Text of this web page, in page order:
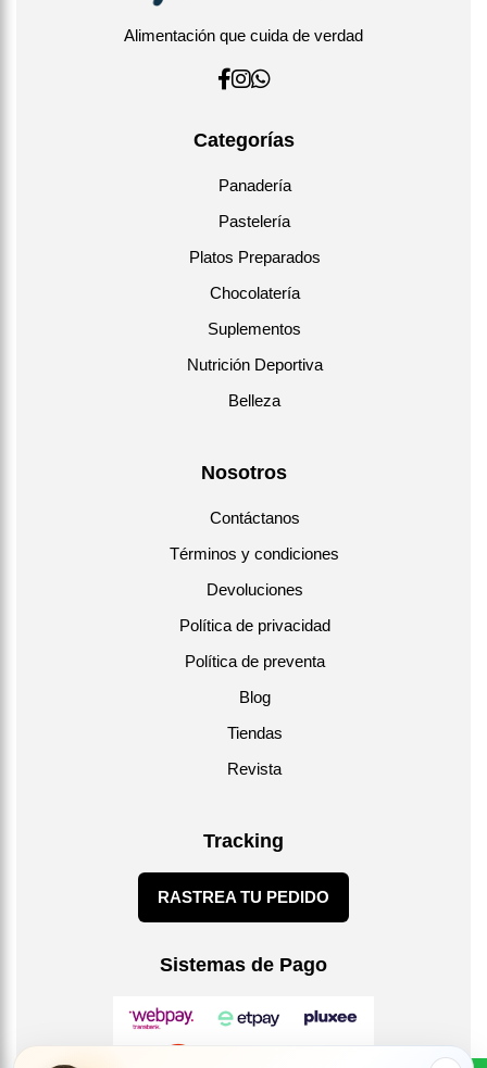
Alimentación que cuida de verdad
Categorías
Panadería
Pastelería
Platos Preparados
Chocolatería
Suplementos
Nutrición Deportiva
Belleza
Nosotros
Contáctanos
Términos y condiciones
Devoluciones
Política de privacidad
Política de preventa
Blog
Tiendas
Revista
Tracking
RASTREA TU PEDIDO
Sistemas de Pago